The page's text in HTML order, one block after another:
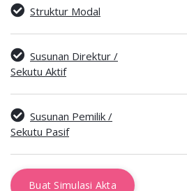
Struktur Modal
Susunan Direktur /
Sekutu Aktif
Susunan Pemilik /
Sekutu Pasif
Buat Simulasi Akta